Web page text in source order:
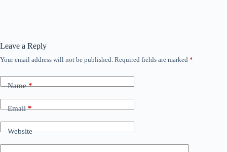
Leave a Reply
Your email address will not be published. Required fields are marked *
Name*
Email*
Website